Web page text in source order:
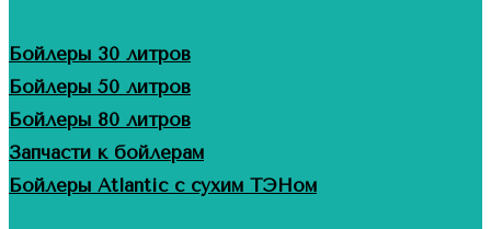
Бойлеры 30 литров
Бойлеры 50 литров
Бойлеры 80 литров
Запчасти к бойлерам
Бойлеры Atlantic с сухим ТЭНом